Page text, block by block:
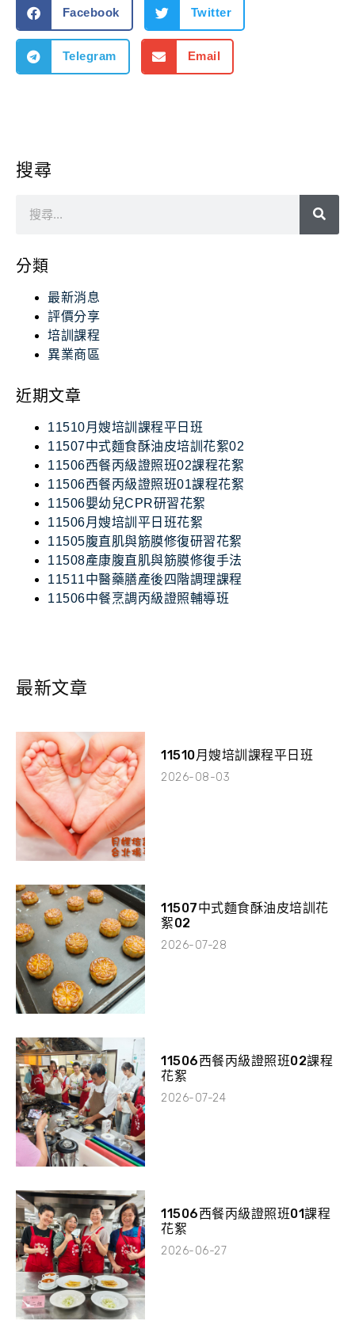
Facebook Twitter
Telegram Email
搜尋
分類
最新消息
評價分享
培訓課程
異業商區
近期文章
11510月嫂培訓課程平日班
11507中式麵食酥油皮培訓花絮02
11506西餐丙級證照班02課程花絮
11506西餐丙級證照班01課程花絮
11506嬰幼兒CPR研習花絮
11506月嫂培訓平日班花絮
11505腹直肌與筋膜修復研習花絮
11508產康腹直肌與筋膜修復手法
11511中醫藥膳產後四階調理課程
11506中餐烹調丙級證照輔導班
最新文章
11510月嫂培訓課程平日班
2026-08-03
11507中式麵食酥油皮培訓花
絮02
2026-07-28
11506西餐丙級證照班02課程
花絮
2026-07-24
11506西餐丙級證照班01課程
花絮
2026-06-27